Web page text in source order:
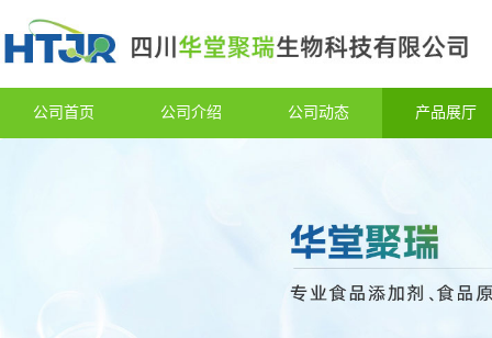
公司首页 公司介绍 公司动态 产品展厅